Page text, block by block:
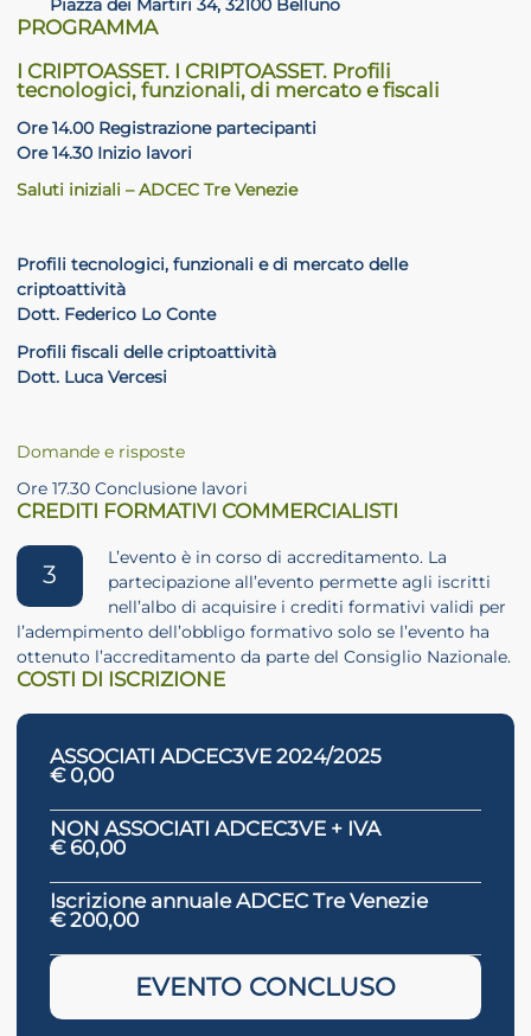
Piazza dei Martiri 34, 32100 Belluno
PROGRAMMA
I CRIPTOASSET. I CRIPTOASSET. Profili
tecnologici, funzionali, di mercato e fiscali
Ore 14.00 Registrazione partecipanti
Ore 14.30 Inizio lavori
Saluti iniziali – ADCEC Tre Venezie
Profili tecnologici, funzionali e di mercato delle
criptoattività
Dott. Federico Lo Conte
Profili fiscali delle criptoattività
Dott. Luca Vercesi
Domande e risposte
Ore 17.30 Conclusione lavori
CREDITI FORMATIVI COMMERCIALISTI
3
L’evento è in corso di accreditamento. La
partecipazione all’evento permette agli iscritti
nell’albo di acquisire i crediti formativi validi per
l’adempimento dell’obbligo formativo solo se l’evento ha
ottenuto l’accreditamento da parte del Consiglio Nazionale.
COSTI DI ISCRIZIONE
ASSOCIATI ADCEC3VE 2024/2025
€ 0,00
NON ASSOCIATI ADCEC3VE + IVA
€ 60,00
Iscrizione annuale ADCEC Tre Venezie
€ 200,00
EVENTO CONCLUSO